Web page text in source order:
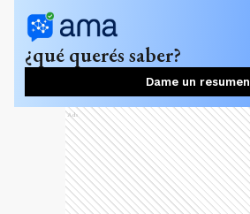
¿qué querés saber?
Dame un resumen
Ads